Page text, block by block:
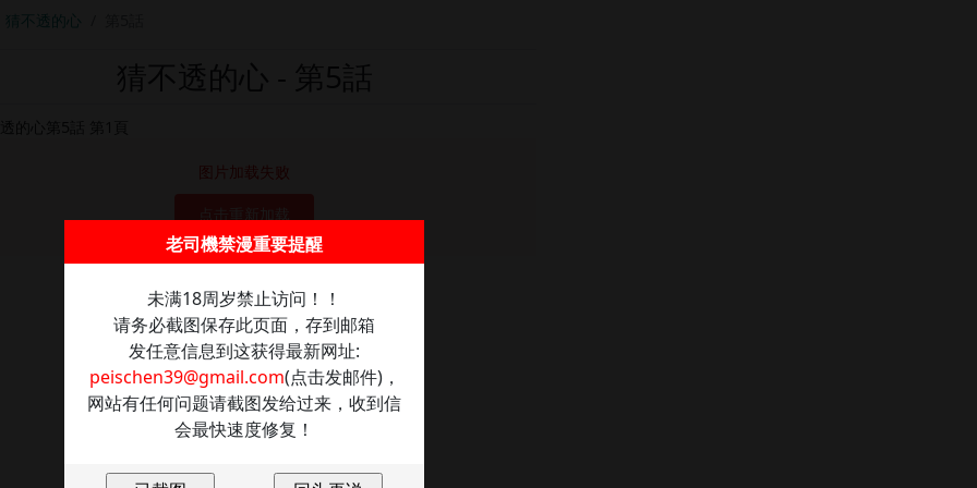
猜不透的心
图片加载失败
老司機禁漫重要提醒
未满18周岁禁止访问！！
请务必截图保存此页面，存到邮箱
发任意信息到这获得最新网址:
peischen39@gmail.com(点击发邮件)，
网站有任何问题请截图发给过来，收到信
会最快速度修复！